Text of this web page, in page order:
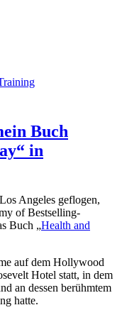
Buch
in
Angeles geflogen,
of Bestselling-
Buch „Health and
auf dem Hollywood
Hotel statt, in dem
an dessen berühmtem
hatte.